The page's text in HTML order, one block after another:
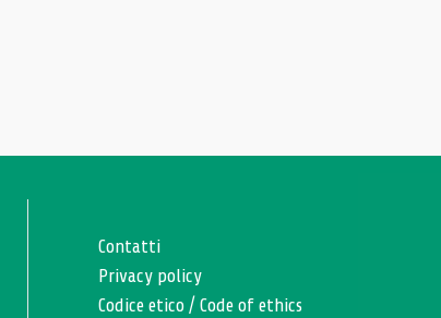
Contatti
Privacy policy
Codice etico /Code of ethics